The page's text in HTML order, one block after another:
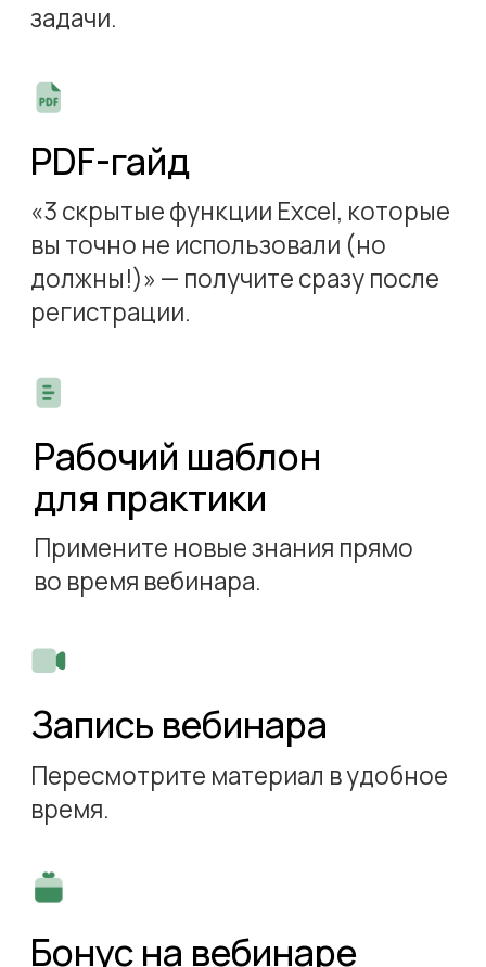
Аналитик
университета науки и технологий,
кандидат технических наук
Специализация
социально-экономических
явлений и процессов,
математическое моделирование
и анализ данных в экономике,
бизнес-анализ, финансово-
экономические модели
Опыт преподавания Excel:
и на профессиональных
курсах